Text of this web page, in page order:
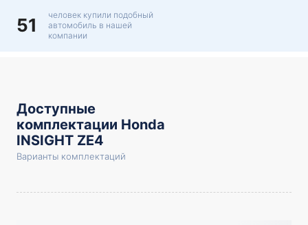
51
человек купили подобный
автомобиль в нашей
компании
Доступные
комплектации Honda
INSIGHT ZE4
Варианты комплектаций